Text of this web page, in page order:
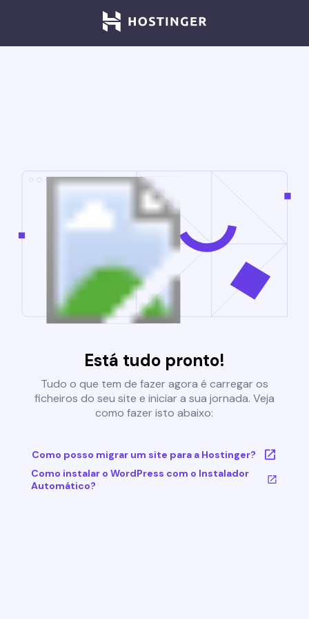
Está tudo pronto!
Tudo o que tem de fazer agora é carregar os
ficheiros do seu site e iniciar a sua jornada. Veja
como fazer isto abaixo:
Como posso migrar um site para a Hostinger?
Como instalar o WordPress com o Instalador
Automático?